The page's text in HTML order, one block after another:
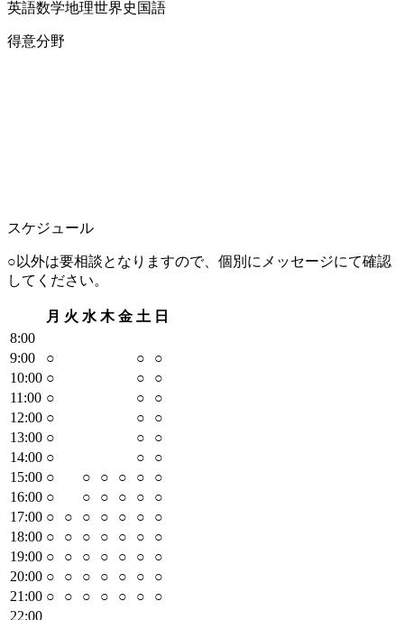
英語数学地理世界史 国語
得意分野
スケジュール
○以外は要相談となりますので、個別にメッセージにて確認
してください。
月 火 水 木 金 土 日
8:00
9:00 ○ ○
○
10:00 ○ ○
○
11 :00 ○ ○
○
12:00 ○ ○
○
13:00 ○ ○
○
14:00 ○ ○
○
15:00 ○ ○ ○ ○ ○
○
16:00 ○ ○ ○ ○ ○
○
17:00 ○ ○ ○ ○ ○ ○
○
18:00 ○ ○ ○ ○ ○ ○
○
19:00 ○ ○ ○ ○ ○ ○
○
20:00 ○ ○ ○ ○ ○ ○
○
21 :00 ○ ○ ○ ○ ○ ○
○
22:00